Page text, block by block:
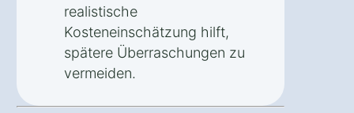
realistische
Kosteneinschätzung hilft,
spätere Überraschungen zu
vermeiden.